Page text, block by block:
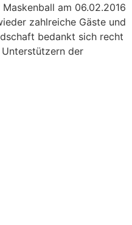
am 06.02.2016
zahlreiche Gäste und
bedankt sich recht
der